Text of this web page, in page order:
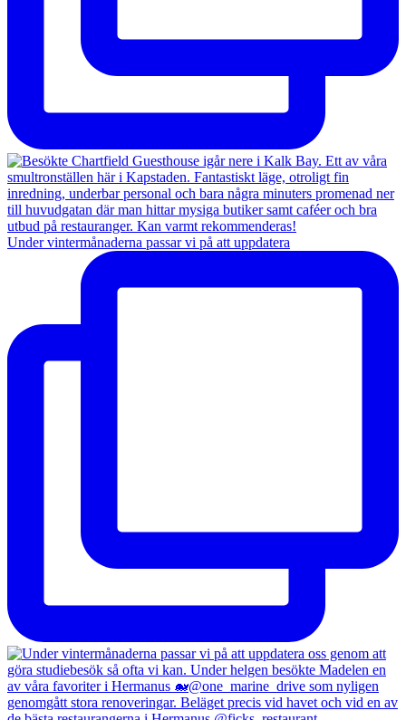
Under vintermånaderna passar vi på att uppdatera